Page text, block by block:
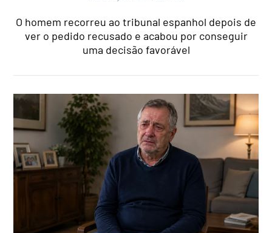
O homem recorreu ao tribunal espanhol depois de
ver o pedido recusado e acabou por conseguir
uma decisão favorável